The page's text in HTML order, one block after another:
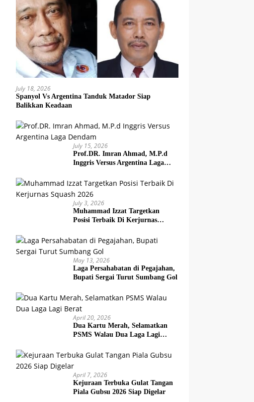
July 18, 2026
Spanyol Vs Argentina Tanduk Matador Siap
Balikkan Keadaan
July 15, 2026
Prof.DR. Imran Ahmad, M.P.d
Inggris Versus Argentina Laga
July 3, 2026
Muhammad Izzat Targetkan
Posisi Terbaik Di Kerjurnas
May 13, 2026
Laga Persahabatan di Pegajahan,
Bupati Sergai Turut Sumbang Gol
April 20, 2026
Dua Kartu Merah, Selamatkan
PSMS Walau Dua Laga Lagi
April 7, 2026
Kejuraan Terbuka Gulat Tangan
Piala Gubsu 2026 Siap Digelar